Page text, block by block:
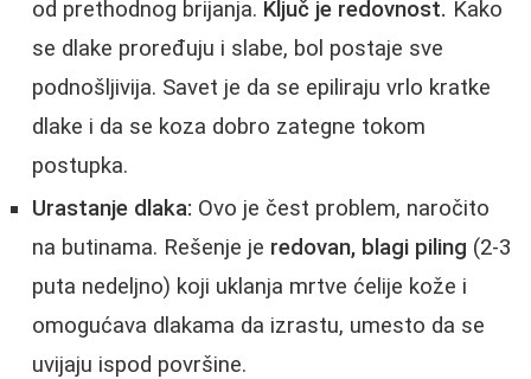
od prethodnog brijanja. Ključ je redovnost. Kako
se dlake proređuju i slabe, bol postaje sve
podnošljivija. Savet je da se epiliraju vrlo kratke
dlake i da se koza dobro zategne tokom
postupka.
Urastanje dlaka: Ovo je čest problem, naročito
na butinama. Rešenje je redovan, blagi piling (2-3
puta nedeljno) koji uklanja mrtve ćelije kože i
omogućava dlakama da izrastu, umesto da se
uvijaju ispod površine.